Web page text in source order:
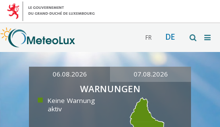
FR DE
06.08.2026 07.08.2026
WARNUNGEN
Keine Warnung
aktiv